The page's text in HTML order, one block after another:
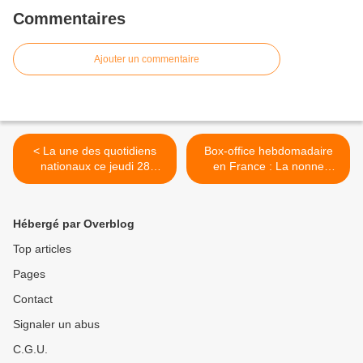
Commentaires
Ajouter un commentaire
< La une des quotidiens
nationaux ce jeudi 28
septembre 2023.
Box-office hebdomadaire
en France : La nonne
distance La petite, gros
Hébergé par Overblog
Top articles
Pages
Contact
Signaler un abus
C.G.U.